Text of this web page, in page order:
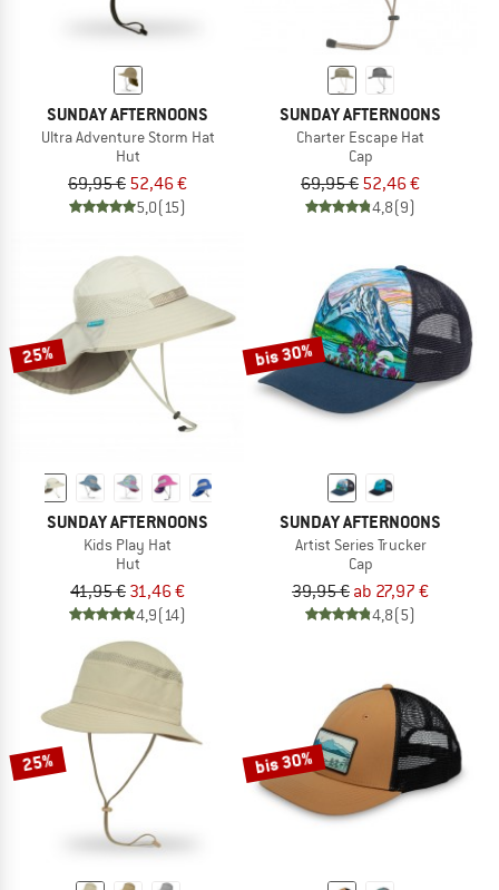
SUNDAY AFTERNOONS
Ultra Adventure Storm Hat
Hut
69,95 € 52,46 €
5,0(15)
SUNDAY AFTERNOONS
Charter Escape Hat
Cap
69,95 € 52,46 €
4,8(9)
25%
SUNDAY AFTERNOONS
Kids Play Hat
Hut
41,95 € 31,46 €
4,9(14)
bis 30%
SUNDAY AFTERNOONS
Artist Series Trucker
Cap
39,95 € ab 27,97 €
4,8(5)
25% bis 30%